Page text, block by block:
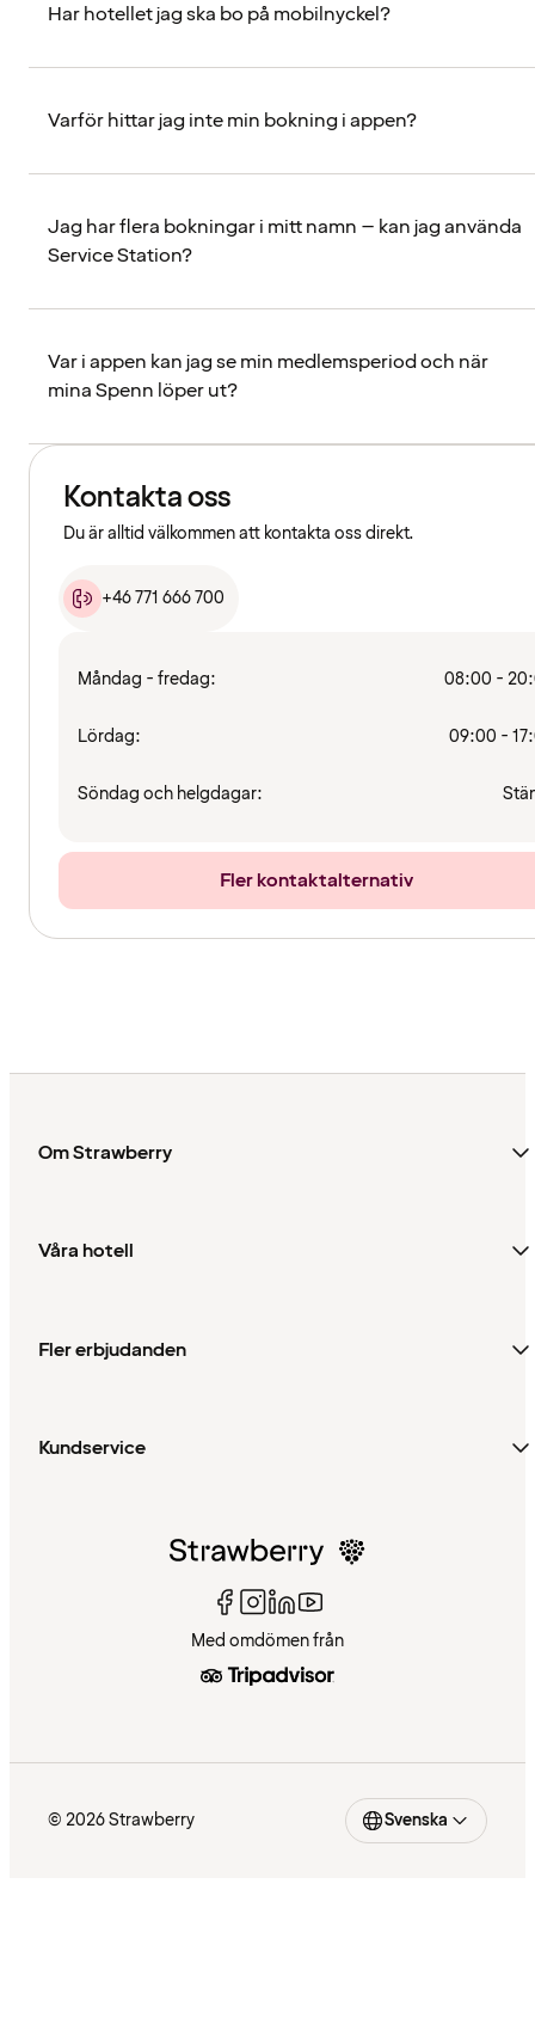
Har hotellet jag ska bo på mobilnyckel?
Varför hittar jag inte min bokning i appen?
Jag har flera bokningar i mitt namn – kan jag använda
Service Station?
Var i appen kan jag se min medlemsperiod och när
mina Spenn löper ut?
Kontakta oss
Du är alltid välkommen att kontakta oss direkt.
+46 771 666 700
Måndag - fredag: 08:00 -
Lördag: 09:00 -
Söndag och helgdagar:
Fler kontaktalternativ
Om Strawberry
Våra hotell
Fler erbjudanden
Kundservice
Med omdömen från
© 2026 Strawberry Svenska